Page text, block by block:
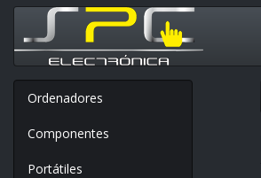
Ordenadores
Componentes
Portátiles